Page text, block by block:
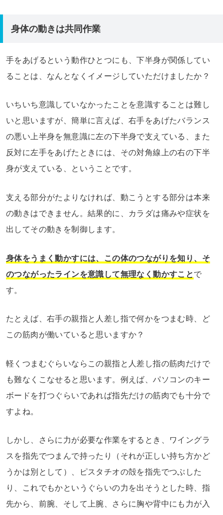
身体の動きは共同作業
手をあげるという動作ひとつにも、下半身が関係してい
ることは、なんとなくイメージしていただけましたか？
いちいち意識していなかったことを意識することは難し
いと思いますが、簡単に言えば、右手をあげたバランス
の悪い上半身を無意識に左の下半身で支えている、また
反対に左手をあげたときには、その対角線上の右の下半
身が支えている、ということです。
支える部分がたよりなければ、動こうとする部分は本来
の動きはできません。結果的に、カラダは痛みや症状を
出してその動きを制御します。
身体をうまく動かすには、この体のつながりを知り、そ
のつながったラインを意識して無理なく動かすことで
す。
たとえば、右手の親指と人差し指で何かをつまむ時、ど
この筋肉が働いていると思いますか？
軽くつまむぐらいならこの親指と人差し指の筋肉だけで
も難なくこなせると思います。例えば、パソコンのキー
ボードを打つぐらいであれば指先だけの筋肉でも十分で
すよね。
しかし、さらに力が必要な作業をするとき、ワイングラ
スを指先でつまんで持ったり（それが正しい持ち方かど
うかは別として）、ピスタチオの殻を指先でつぶした
り、これでもかというぐらいの力を出そうとした時、指
先から、前腕、そして上腕、さらに胸や背中にも力が入